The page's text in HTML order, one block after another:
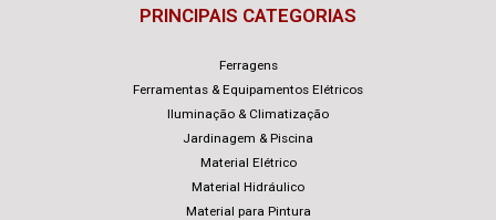
PRINCIPAIS CATEGORIAS
Ferragens
Ferramentas & Equipamentos Elétricos
Iluminação & Climatização
Jardinagem & Piscina
Material Elétrico
Material Hidráulico
Material para Pintura